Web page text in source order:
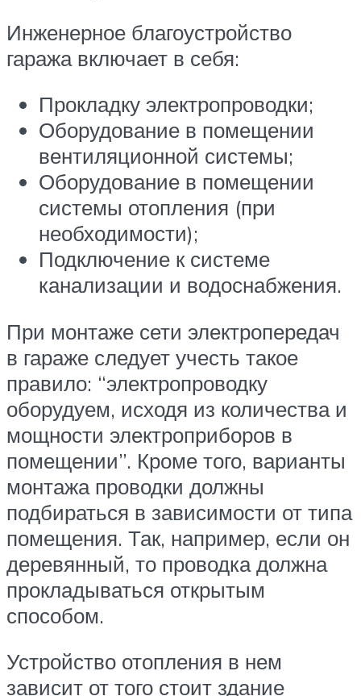
Инженерное благоустройство
гаража включает в себя:
Прокладку электропроводки;
Оборудование в помещении
вентиляционной системы;
Оборудование в помещении
системы отопления (при
необходимости);
Подключение к системе
канализации и водоснабжения.
При монтаже сети электропередач
в гараже следует учесть такое
правило: “электропроводку
оборудуем, исходя из количества и
мощности электроприборов в
помещении”. Кроме того, варианты
монтажа проводки должны
подбираться в зависимости от типа
помещения. Так, например, если он
деревянный, то проводка должна
прокладываться открытым
способом.
Устройство отопления в нем
зависит от того стоит здание